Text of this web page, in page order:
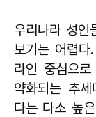
우리나라 성인
보기는 어렵다
라인 중심으
약화되는 추
다는 다소 높